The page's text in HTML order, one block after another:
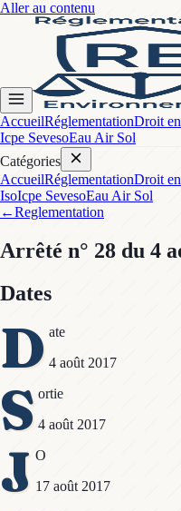
Aller au contenu
AccueilRéglementationDroit
Icpe SevesoEau Air Sol
Catégories
AccueilRéglementationDroit
IsoIcpe SevesoEau Air Sol
←Reglementation
Arrêté n° 28 du 4
Dates
D ate
4 août 2017
S ortie
4 août 2017
J O
17 août 2017